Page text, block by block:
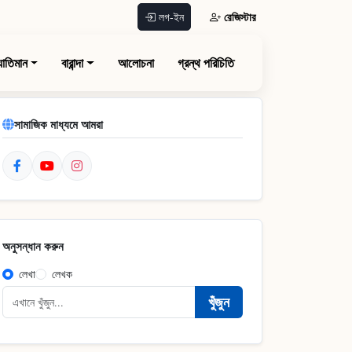
লগ-ইন রেজিস্টার
বারান্দা আলোচনা গ্রন্থ পরিচিতি
সামাজিক মাধ্যমে আমরা
অনুসন্ধান করুন
লেখা লেখক
খুঁজুন